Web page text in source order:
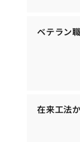
ベテラン
在来工法